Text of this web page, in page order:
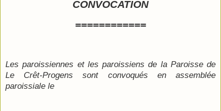
CONVOCATION
============
Les paroissiennes et les paroissiens de la Paroisse de
Le Crêt-Progens sont convoqués en assemblée
paroissiale le